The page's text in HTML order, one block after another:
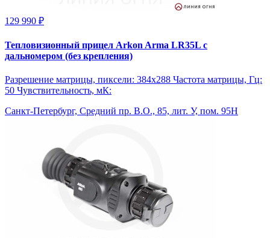
129 990 ₽
Тепловизионный прицел Arkon Arma LR35L с
дальномером (без крепления)
Разрешение матрицы, пиксели: 384x288 Частота матрицы, Гц:
50 Чувствительность, мК:
Санкт-Петербург, Средний пр. В.О., 85, лит. У, пом. 95Н